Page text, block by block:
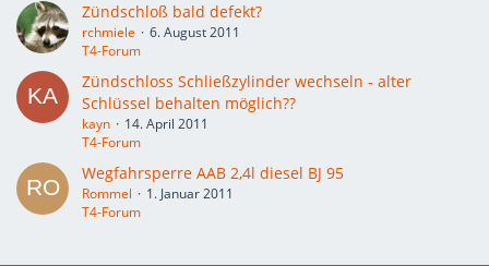
Zündschloß bald defekt?
rchmiele
6. August 2011
T4-Forum
Zündschloss Schließzylinder wechseln - alter
Schlüssel behalten möglich??
kayn
14. April 2011
T4-Forum
Wegfahrsperre AAB 2,4l diesel BJ 95
Rommel
1. Januar 2011
T4-Forum